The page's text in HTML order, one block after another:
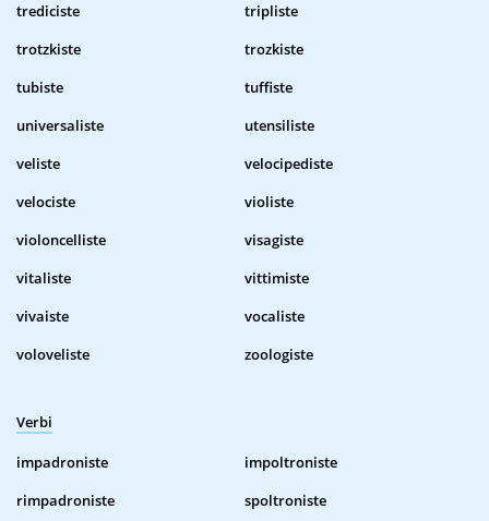
trediciste
tripliste
trotzkiste
trozkiste
tubiste
tuffiste
universaliste
utensiliste
veliste
velocipediste
velociste
violiste
violoncelliste
visagiste
vitaliste
vittimiste
vivaiste
vocaliste
voloveliste
zoologiste
Verbi
impadroniste
impoltroniste
rimpadroniste
spoltroniste